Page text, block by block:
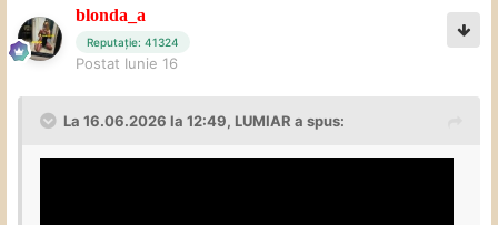
blonda_a
Reputație: 41324
Postat Iunie 16
La 16.06.2026 la 12:49, LUMIAR a spus: